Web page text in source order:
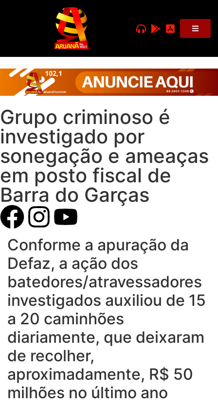
Grupo criminoso é
investigado por
sonegação e ameaças
em posto fiscal de
Barra do Garças
Conforme a apuração da
Defaz, a ação dos
batedores/atravessadores
investigados auxiliou de 15
a 20 caminhões
diariamente, que deixaram
de recolher,
aproximadamente, R$ 50
milhões no último ano